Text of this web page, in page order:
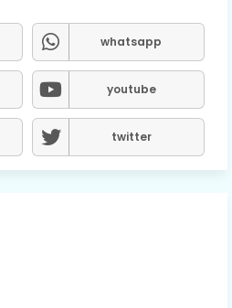
whatsapp
youtube
twitter